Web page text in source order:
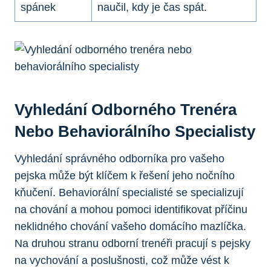
spánek
naučil, kdy je čas spát.
Vyhledání Odborného Trenéra
Nebo Behaviorálního Specialisty
Vyhledání správného odborníka pro vašeho
pejska může být klíčem k řešení jeho nočního
kňučení. Behaviorální specialisté se specializují
na chování a mohou pomoci identifikovat příčinu
neklidného chování vašeho domácího mazlíčka.
Na druhou stranu odborní trenéři pracují s pejsky
na vychování a poslušnosti, což může vést k